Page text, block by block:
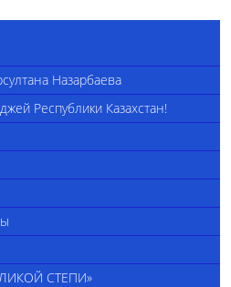
Назарбаева
Республики Казахстан!
СТЕПИ»